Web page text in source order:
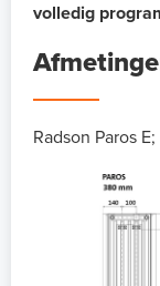
volledig
Radson Paros E;